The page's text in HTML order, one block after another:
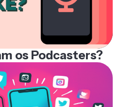
os Podcasters?